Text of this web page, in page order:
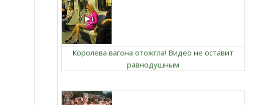
Королева вагона отожгла! Видео не оставит
равнодушным